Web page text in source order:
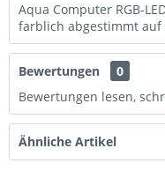
Aqua Computer RGB-
farblich abgestimmt auf
Bewertungen
0
Bewertungen lesen,
Ähnliche Artikel